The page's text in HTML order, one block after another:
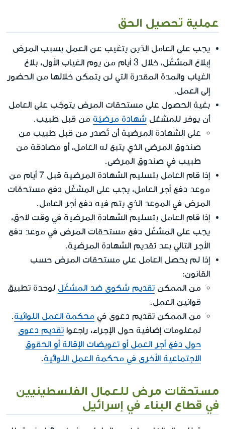
عملية تحصيل الحق
يجب على العامل الذين يتغيب عن العمل بسبب المرض
إبلاغ المشغّل، خلال 3 أيام من يوم الغياب الأول، بلاغ
الغياب والمدة المقدرة التي لن يتمكن خلالها من الحضور
إلى العمل.
بغية الحصول على مستحقات المرض يتوجّب على العامل
أن يوفر للمشغل شهادة مرضيّة من قبل طبيب.
على الشهادة المرضية أن تُصدر من قبل طبيب من
صندوق المرضى الذي يتبع له العامل، أو مصادقة من
طبيب في صندوق المرضى.
إذا قام العامل بتسليم الشهادة المرضية قبل 7 أيام من
موعد دفع أجر العامل، يجب على المشغّل دفع مستحقات
المرض في الموعد الذي يتم فيه دفع أجر العامل.
إذا قام العامل بتسليم الشهادة المرضية في وقت لاحق،
يجب على المشغّل دفع مستحقات المرض في موعد دفع
الأجر التالي بعد تقديم الشهادة المرضية.
إذا لم يحصل العامل على مستحقات المرض حسب
القانون:
من الممكن تقديم شكوى ضد المشغّل لوحدة تطبيق
قوانين العمل.
من الممكن تقديم دعوى في محكمة العمل اللوائية.
لمعلومات إضافية حول الإجراء، راجعوا تقديم دعوى
حول دفع أجر العمل أو تعويضات الإقالة أو الحقوق
الاجتماعية الأخرى في محكمة العمل اللوائية.
مستحقات مرض للعمال الفلسطينيين
في قطاع البناء في إسرائيل